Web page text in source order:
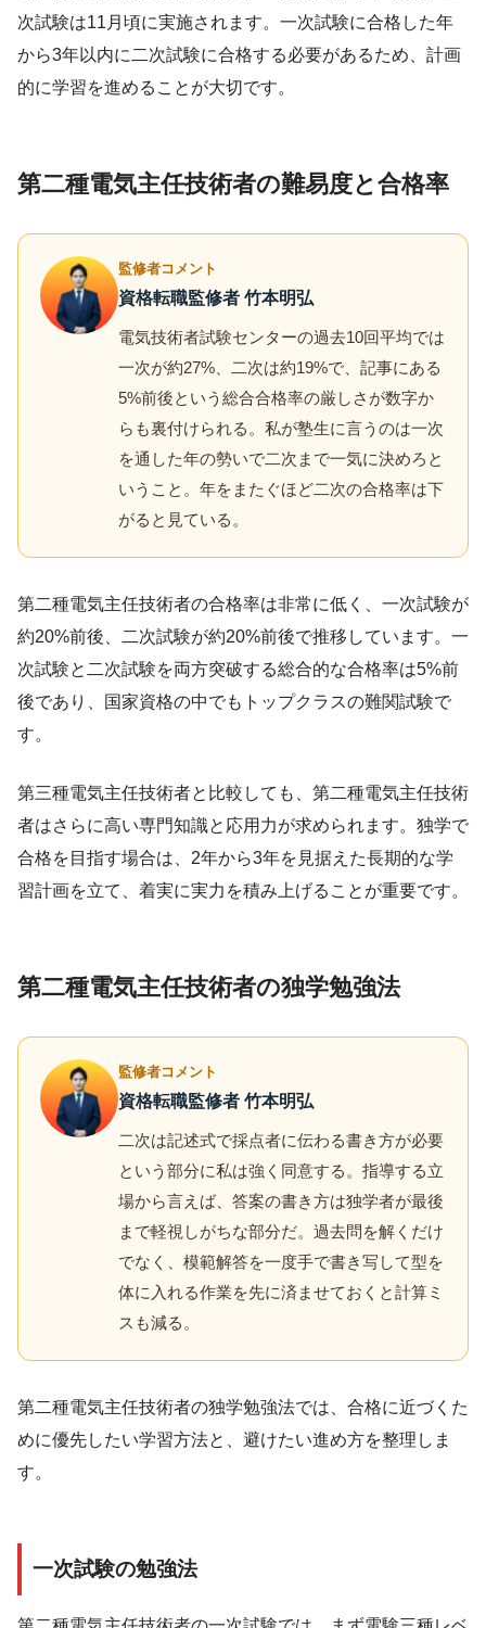
次試験は11月頃に実施されます。一次試験に合格した年
から3年以内に二次試験に合格する必要があるため、計画
的に学習を進めることが大切です。
第二種電気主任技術者の難易度と合格率
監修者コメント
資格転職監修者 竹本明弘
電気技術者試験センターの過去10回平均では
一次が約27%、二次は約19%で、記事にある
5%前後という総合合格率の厳しさが数字か
らも裏付けられる。私が塾生に言うのは一次
を通した年の勢いで二次まで一気に決めろと
いうこと。年をまたぐほど二次の合格率は下
がると見ている。
第二種電気主任技術者の合格率は非常に低く、一次試験が
約20%前後、二次試験が約20%前後で推移しています。一
次試験と二次試験を両方突破する総合的な合格率は5%前
後であり、国家資格の中でもトップクラスの難関試験で
す。
第三種電気主任技術者と比較しても、第二種電気主任技術
者はさらに高い専門知識と応用力が求められます。独学で
合格を目指す場合は、2年から3年を見据えた長期的な学
習計画を立て、着実に実力を積み上げることが重要です。
第二種電気主任技術者の独学勉強法
監修者コメント
資格転職監修者 竹本明弘
二次は記述式で採点者に伝わる書き方が必要
という部分に私は強く同意する。指導する立
場から言えば、答案の書き方は独学者が最後
まで軽視しがちな部分だ。過去問を解くだけ
でなく、模範解答を一度手で書き写して型を
体に入れる作業を先に済ませておくと計算ミ
スも減る。
第二種電気主任技術者の独学勉強法では、合格に近づくた
めに優先したい学習方法と、避けたい進め方を整理しま
す。
一次試験の勉強法